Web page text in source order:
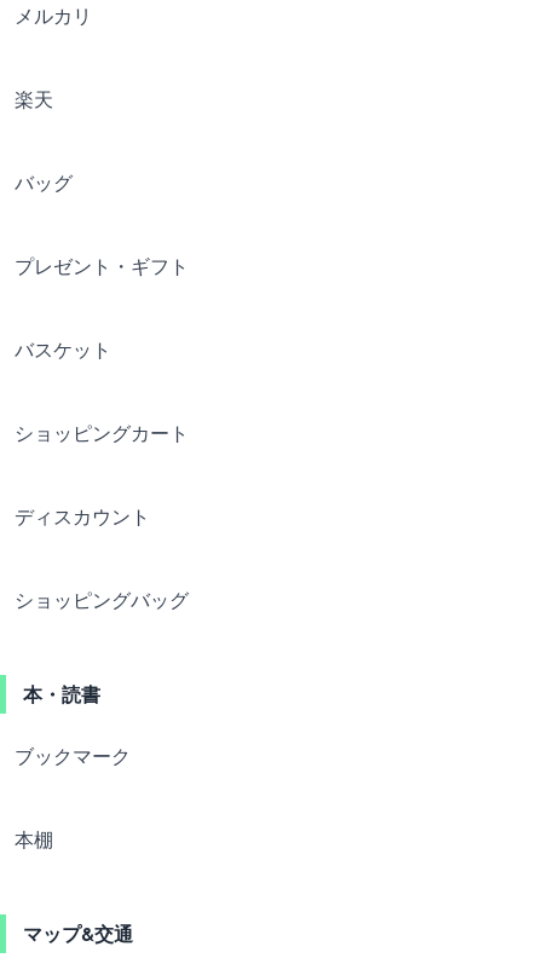
メルカリ
楽天
バッグ
プレゼント・ギフト
バスケット
ショッピングカート
ディスカウント
ショッピングバッグ
本・読書
ブックマーク
本棚
マップ&交通